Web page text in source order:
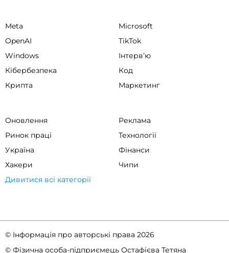
Meta
Microsoft
OpenAI
TikTok
Windows
Інтервʼю
Кібербезпека
Код
Крипта
Маркетинг
Оновлення
Реклама
Ринок праці
Технології
Україна
Фінанси
Хакери
Чипи
Дивитися всі категорії
© Інформація про авторські права 2026
© Фізична особа-підприємець Остафієва Тетяна